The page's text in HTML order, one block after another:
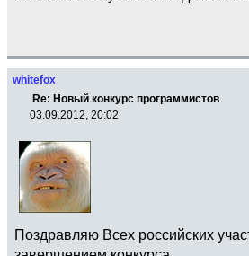
whitefox
Re: Новый конкурс программистов
03.09.2012, 20:02
Поздравляю Всех российских